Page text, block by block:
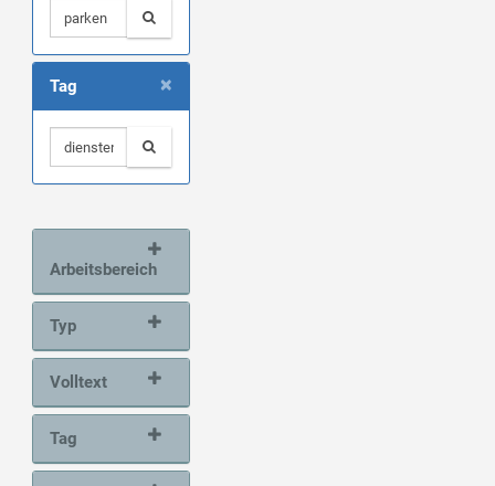
×
Tag
Arbeitsbereich
Typ
Volltext
Tag